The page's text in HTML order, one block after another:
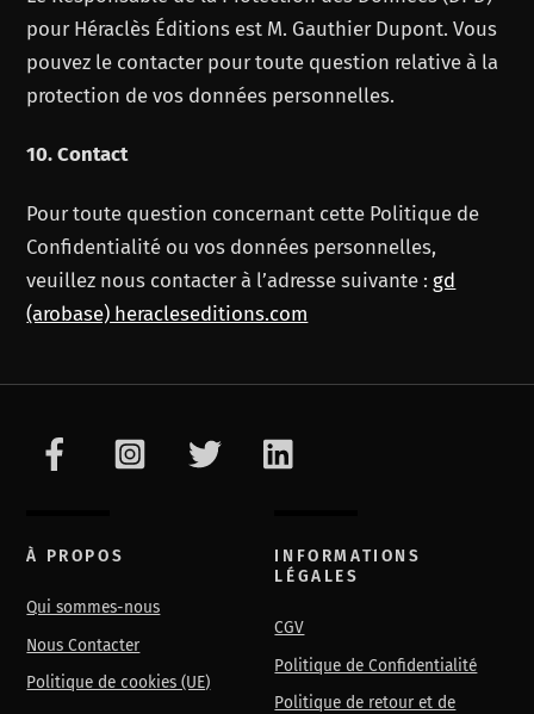
pour Héraclès Éditions est M. Gauthier Dupont. Vous
pouvez le contacter pour toute question relative à la
protection de vos données personnelles.
10. Contact
Pour toute question concernant cette Politique de
Confidentialité ou vos données personnelles,
veuillez nous contacter à l’adresse suivante :gd
(arobase) heracleseditions.com
À PROPOS
Qui sommes-nous
Nous Contacter
Politique de cookies (UE)
INFORMATIONS
LÉGALES
CGV
Politique de Confidentialité
Politique de retour et de